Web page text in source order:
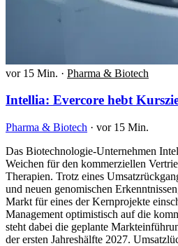
vor 15 Min. · Pharma & Biotech
Intellia: Evercore hebt
Pharma & Biotech · vor 15 Min.
Das Biotechnologie-Unternehmen
Weichen für den kommerziellen
Therapien. Trotz eines
und neuen genomischen
Markt für eines der Kernprojekte
Management optimistisch auf die
steht dabei die geplante
der ersten Jahreshälfte 2027.